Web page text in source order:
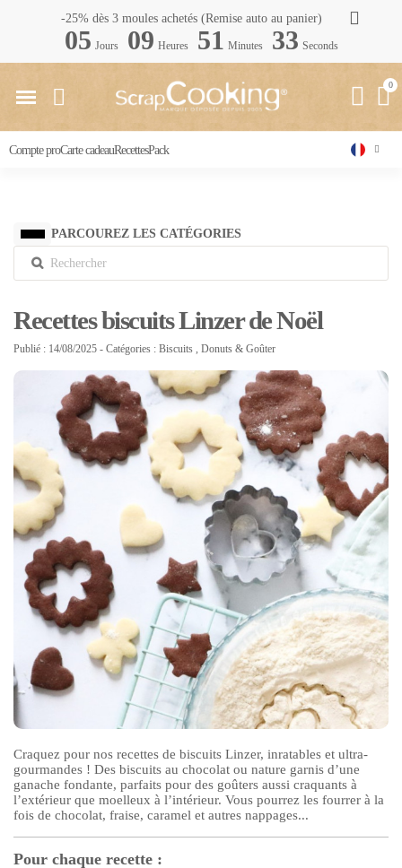
-25% dès 3 moules achetés (Remise auto au panier)
05 Jours 09 Heures 51 Minutes 32 Seconds
Compte proCarte cadeauRecettesPack
PARCOUREZ LES CATÉGORIES
Recettes biscuits Linzer de Noël
Publié : 14/08/2025 - Catégories : Biscuits Donuts & Goûter
Craquez pour nos recettes de biscuits Linzer, inratables et ultra-
gourmandes ! Des biscuits au chocolat ou nature garnis d’une
ganache fondante, parfaits pour des goûters aussi craquants à
l’extérieur que moelleux à l’intérieur. Vous pourrez les fourrer à la
fois de chocolat, fraise, caramel et autres nappages...
Pour chaque recette :